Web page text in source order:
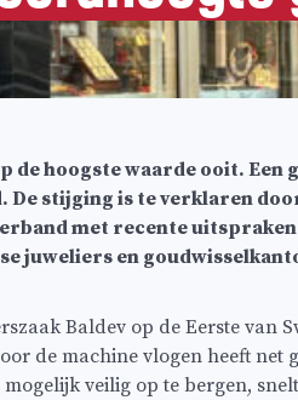
hoogste waarde ooit. Een
De stijging is te verklaren
met recente
juweliers en
Baldev op de Eerste van
de machine vlogen heeft net
veilig op te bergen,